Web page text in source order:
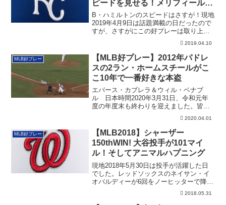
ピードを見せる！メリフィールド
は30試合連続安打！
B・ハミルトンのスピードはさすが！現地
2019年4月9日は話題満載の日だったので
すが、さすがにこの好プレーは取り上げ
2019.04.10
MLB好プレー
【MLB好プレー】2012年パドレ
スの2ラン・ホームスチールがこ
こ10年で一番好きな本盗
エバース・カブレラ＆ウィル・ベナブ
ル 日本時間2020年3月31日、令和元年
度の年度末も終わりを迎えました。皆様
2020.04.01
MLB好プレー
【MLB2018】シャーザー
150thWIN! 大谷投手が101マイ
ル！そしてアニマルハプニング
現地2018年5月30日は投手が活躍した日
でした。レッドソックスのネイサン・イ
オバルディーが6回をノーヒッターで降
2018.05.31